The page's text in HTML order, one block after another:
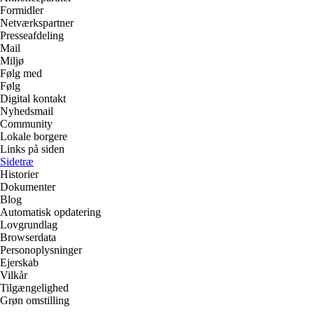
Formidler
Netværkspartner
Presseafdeling
Mail
Miljø
Følg med
Følg
Digital kontakt
Nyhedsmail
Community
Lokale borgere
Links på siden
Sidetræ
Historier
Dokumenter
Blog
Automatisk opdatering
Lovgrundlag
Browserdata
Personoplysninger
Ejerskab
Vilkår
Tilgængelighed
Grøn omstilling